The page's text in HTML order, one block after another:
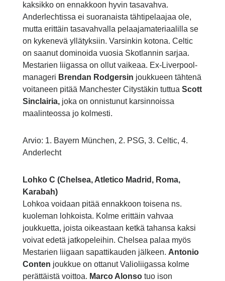
kaksikko on ennakkoon hyvin tasavahva.
Anderlechtissa ei suoranaista tähtipelaajaa ole,
mutta erittäin tasavahvalla pelaajamateriaalilla se
on kykenevä yllätyksiin. Varsinkin kotona. Celtic
on saanut dominoida vuosia Skotlannin sarjaa.
Mestarien liigassa on ollut vaikeaa. Ex-Liverpool-
manageri Brendan Rodgersin joukkueen tähtenä
voitaneen pitää Manchester Citystäkin tuttua Scott
Sinclairia, joka on onnistunut karsinnoissa
maalinteossa jo kolmesti.
Arvio: 1. Bayern München, 2. PSG, 3. Celtic, 4.
Anderlecht
Lohko C (Chelsea, Atletico Madrid, Roma,
Karabah)
Lohkoa voidaan pitää ennakkoon toisena ns.
kuoleman lohkoista. Kolme erittäin vahvaa
joukkuetta, joista oikeastaan ketkä tahansa kaksi
voivat edetä jatkopeleihin. Chelsea palaa myös
Mestarien liigaan sapattikauden jälkeen. Antonio
Conten joukkue on ottanut Valioliigassa kolme
perättäistä voittoa. Marco Alonso tuo ison